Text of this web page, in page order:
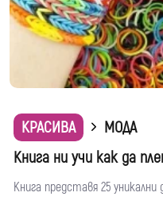
КРАСИВА
МОДА
Книга ни учи как да
Книга представя 25